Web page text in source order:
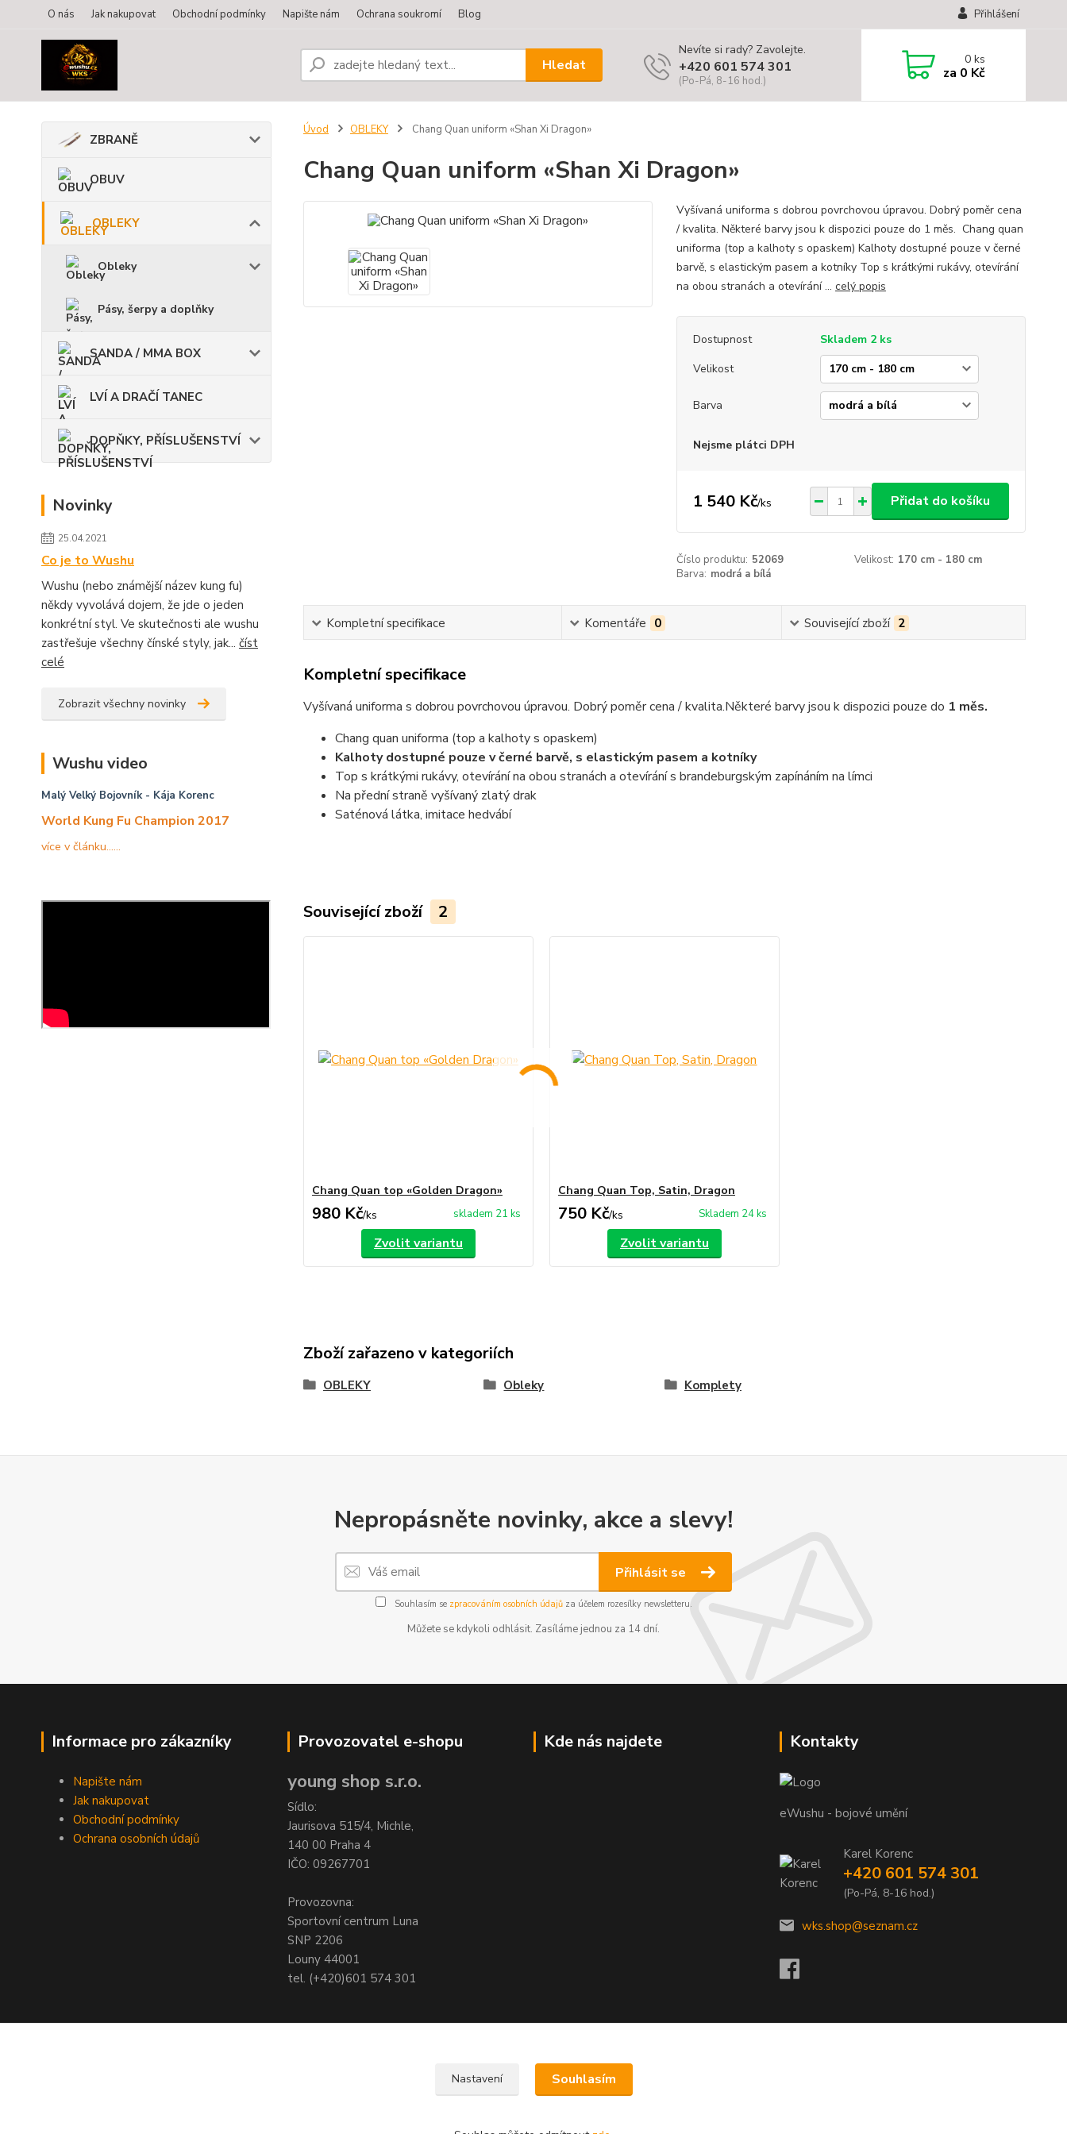
O nás Jak nakupovat Obchodní podmínky Napište nám Ochrana soukromí Blog Přihlášení
Hledat
Nevíte si rady? Zavolejte.
+420 601 574 301
(Po-Pá, 8-16 hod.)
0ks
za 0 Kč
ZBRANĚ
OBUV
OBLEKY
Obleky
Pásy, šerpy a doplňky
SANDA / MMA BOX
LVÍ A DRAČÍ TANEC
DOPŇKY, PŘÍSLUŠENSTVÍ
Novinky
25.04.2021
Co je to Wushu
Wushu (nebo známější název kung fu)
někdy vyvolává dojem, že jde o jeden
konkrétní styl. Ve skutečnosti ale wushu
zastřešuje všechny čínské styly, jak... číst
celé
Zobrazit všechny novinky
Wushu video
Malý Velký Bojovník- Kája Korenc
World Kung Fu Champion 2017
více v článku......
Úvod OBLEKY Chang Quan uniform «Shan Xi Dragon»
Chang Quan uniform «Shan Xi Dragon»
Vyšívaná uniforma s dobrou povrchovou úpravou. Dobrý poměr cena
/ kvalita. Některé barvy jsou k dispozici pouze do 1 měs. Chang quan
uniforma (top a kalhoty s opaskem) Kalhoty dostupné pouze v černé
barvě, s elastickým pasem a kotníky Top s krátkými rukávy, otevírání
na obou stranách a otevírání ... celý popis
Dostupnost
Skladem 2 ks
Velikost
Barva
Nejsme plátci DPH
1 540 Kč/ks Přidat do košíku
Číslo produktu: 52069 Velikost: 170 cm - 180 cm
Barva: modrá a bílá
Kompletní specifikace Komentáře 0 Související zboží 2
Kompletní specifikace
Vyšívaná uniforma s dobrou povrchovou úpravou. Dobrý poměr cena / kvalita.Některé barvy jsou k dispozici pouze do 1 měs.
Chang quan uniforma (top a kalhoty s opaskem)
Kalhoty dostupné pouze v černé barvě, s elastickým pasem a kotníky
Top s krátkými rukávy, otevírání na obou stranách a otevírání s brandeburgským zapínáním na límci
Na přední straně vyšívaný zlatý drak
Saténová látka, imitace hedvábí
Související zboží 2
Chang Quan top «Golden Dragon»
980 Kč/ks skladem 21 ks
Zvolit variantu
Chang Quan Top, Satin, Dragon
750 Kč/ks Skladem 24 ks
Zvolit variantu
Zboží zařazeno v kategoriích
OBLEKY Obleky Komplety
Nepropásněte novinky, akce a slevy!
Přihlásit se
Souhlasím se zpracováním osobních údajůza účelem rozesílky newsletteru.
Můžete se kdykoli odhlásit. Zasíláme jednou za 14 dní.
Informace pro zákazníky
Napište nám
Jak nakupovat
Obchodní podmínky
Ochrana osobních údajů
Provozovatel e-shopu
young shop s.r.o.
Sídlo:
Jaurisova 515/4, Michle,
140 00 Praha 4
IČO: 09267701
Provozovna:
Sportovní centrum Luna
SNP 2206
Louny 44001
tel. (+420)601 574 301
Kde nás najdete Kontakty
eWushu - bojové umění
Karel Korenc
+420 601 574 301
(Po-Pá, 8-16 hod.)
wks.shop@seznam.cz
Nastavení Souhlasím